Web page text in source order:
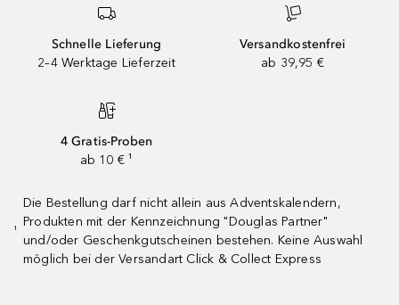
Schnelle Lieferung
2–4 Werktage Lieferzeit
Versandkostenfrei
ab 39,95 €
4 Gratis-Proben
ab 10 € ¹
¹
Die Bestellung darf nicht allein aus Adventskalendern,
Produkten mit der Kennzeichnung "Douglas Partner"
und/oder Geschenkgutscheinen bestehen. Keine Auswahl
möglich bei der Versandart Click & Collect Express